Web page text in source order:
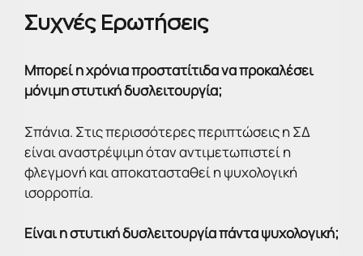
Συχνές Ερωτήσεις
Μπορεί η χρόνια προστατίτιδα να προκαλέσει
μόνιμη στυτική δυσλειτουργία;
Σπάνια. Στις περισσότερες περιπτώσεις η ΣΔ
είναι αναστρέψιμη όταν αντιμετωπιστεί η
φλεγμονή και αποκατασταθεί η ψυχολογική
ισορροπία.
Είναι η στυτική δυσλειτουργία πάντα ψυχολογική;